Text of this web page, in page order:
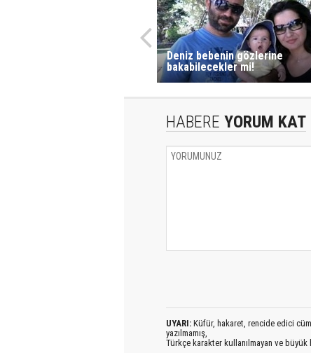
Deniz bebenin gözlerine
bakabilecekler mi!
HABERE YORUM KAT
UYARI: Küfür, hakaret, rencide edici
yazılmamış,
Türkçe karakter kullanılmayan ve büyük